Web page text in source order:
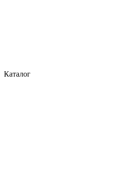
Каталог